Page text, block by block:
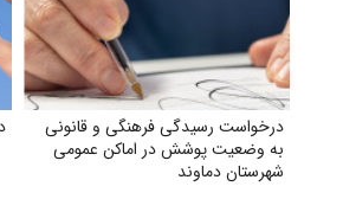
درخواست رسیدگی فرهنگی و قانونی
به وضعیت پوشش در اماکن عمومی
شهرستان دماوند